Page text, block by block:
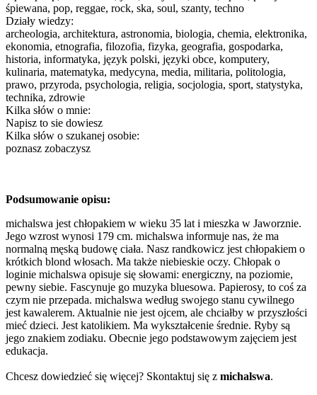
śpiewana, pop, reggae, rock, ska, soul, szanty, techno
Działy wiedzy:
archeologia, architektura, astronomia, biologia, chemia, elektronika,
ekonomia, etnografia, filozofia, fizyka, geografia, gospodarka,
historia, informatyka, język polski, języki obce, komputery,
kulinaria, matematyka, medycyna, media, militaria, politologia,
prawo, przyroda, psychologia, religia, socjologia, sport, statystyka,
technika, zdrowie
Kilka słów o mnie:
Napisz to sie dowiesz
Kilka słów o szukanej osobie:
poznasz zobaczysz
Podsumowanie opisu:
michalswa jest chłopakiem w wieku 35 lat i mieszka w Jaworznie.
Jego wzrost wynosi 179 cm. michalswa informuje nas, że ma
normalną męską budowę ciała. Nasz randkowicz jest chłopakiem o
krótkich blond włosach. Ma także niebieskie oczy. Chłopak o
loginie michalswa opisuje się słowami: energiczny, na poziomie,
pewny siebie. Fascynuje go muzyka bluesowa. Papierosy, to coś za
czym nie przepada. michalswa według swojego stanu cywilnego
jest kawalerem. Aktualnie nie jest ojcem, ale chciałby w przyszłości
mieć dzieci. Jest katolikiem. Ma wykształcenie średnie. Ryby są
jego znakiem zodiaku. Obecnie jego podstawowym zajęciem jest
edukacja.
Chcesz dowiedzieć się więcej? Skontaktuj się z michalswa.